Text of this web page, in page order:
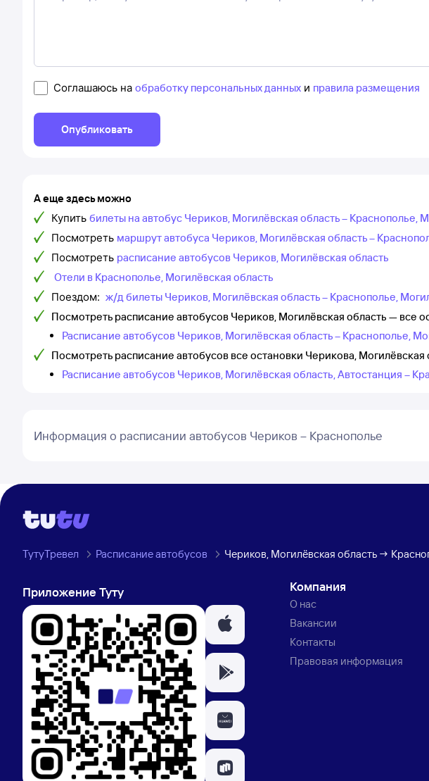
Соглашаюсь на обработку персональных данных и правила размещения
Опубликовать
А еще здесь можно
Купить билеты на автобус Чериков, Могилёвская область – Краснополье,
Посмотреть маршрут автобуса Чериков, Могилёвская область –
Посмотреть расписание автобусов Чериков, Могилёвская область
Отели в Краснополье, Могилёвская область
Поездом: ж/д билеты Чериков, Могилёвская область – Краснополье,
Посмотреть расписание автобусов Чериков, Могилёвская область — все
Расписание автобусов Чериков, Могилёвская область – Краснополье,
Посмотреть расписание автобусов все остановки Черикова,
Расписание автобусов Чериков, Могилёвская область, Автостанция –
Информация о расписании автобусов Чериков – Краснополье
ТутуТревел Расписание автобусов Чериков, Могилёвская область →
Приложение Туту Компания
О нас
Вакансии
Контакты
Правовая информация